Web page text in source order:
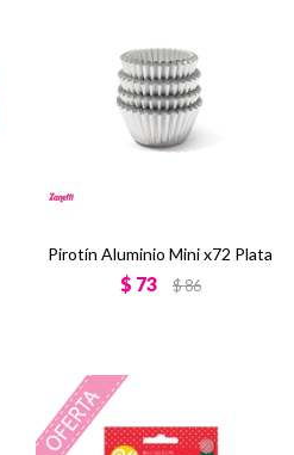
Pirotín Aluminio Mini x72 Plata
$ 73 $86